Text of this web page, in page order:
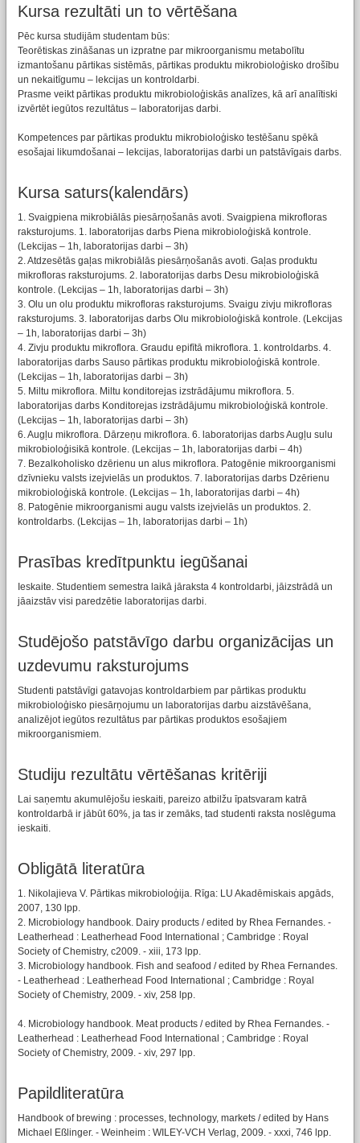
Kursa rezultāti un to vērtēšana
Pēc kursa studijām studentam būs:
Teorētiskas zināšanas un izpratne par mikroorganismu metabolītu
izmantošanu pārtikas sistēmās, pārtikas produktu mikrobioloģisko drošību
un nekaitīgumu – lekcijas un kontroldarbi.
Prasme veikt pārtikas produktu mikrobioloģiskās analīzes, kā arī analītiski
izvērtēt iegūtos rezultātus – laboratorijas darbi.
Kompetences par pārtikas produktu mikrobioloģisko testēšanu spēkā
esošajai likumdošanai – lekcijas, laboratorijas darbi un patstāvīgais darbs.
Kursa saturs(kalendārs)
1. Svaigpiena mikrobiālās piesārņošanās avoti. Svaigpiena mikrofloras
raksturojums. 1. laboratorijas darbs Piena mikrobioloģiskā kontrole.
(Lekcijas – 1h, laboratorijas darbi – 3h)
2. Atdzesētās gaļas mikrobiālās piesārņošanās avoti. Gaļas produktu
mikrofloras raksturojums. 2. laboratorijas darbs Desu mikrobioloģiskā
kontrole. (Lekcijas – 1h, laboratorijas darbi – 3h)
3. Olu un olu produktu mikrofloras raksturojums. Svaigu zivju mikrofloras
raksturojums. 3. laboratorijas darbs Olu mikrobioloģiskā kontrole. (Lekcijas
– 1h, laboratorijas darbi – 3h)
4. Zivju produktu mikroflora. Graudu epifītā mikroflora. 1. kontroldarbs. 4.
laboratorijas darbs Sauso pārtikas produktu mikrobioloģiskā kontrole.
(Lekcijas – 1h, laboratorijas darbi – 3h)
5. Miltu mikroflora. Miltu konditorejas izstrādājumu mikroflora. 5.
laboratorijas darbs Konditorejas izstrādājumu mikrobioloģiskā kontrole.
(Lekcijas – 1h, laboratorijas darbi – 3h)
6. Augļu mikroflora. Dārzeņu mikroflora. 6. laboratorijas darbs Augļu sulu
mikrobioloģisikā kontrole. (Lekcijas – 1h, laboratorijas darbi – 4h)
7. Bezalkoholisko dzērienu un alus mikroflora. Patogēnie mikroorganismi
dzīvnieku valsts izejvielās un produktos. 7. laboratorijas darbs Dzērienu
mikrobioloģiskā kontrole. (Lekcijas – 1h, laboratorijas darbi – 4h)
8. Patogēnie mikroorganismi augu valsts izejvielās un produktos. 2.
kontroldarbs. (Lekcijas – 1h, laboratorijas darbi – 1h)
Prasības kredītpunktu iegūšanai
Ieskaite. Studentiem semestra laikā jāraksta 4 kontroldarbi, jāizstrādā un
jāaizstāv visi paredzētie laboratorijas darbi.
Studējošo patstāvīgo darbu organizācijas un
uzdevumu raksturojums
Studenti patstāvīgi gatavojas kontroldarbiem par pārtikas produktu
mikrobioloģisko piesārņojumu un laboratorijas darbu aizstāvēšana,
analizējot iegūtos rezultātus par pārtikas produktos esošajiem
mikroorganismiem.
Studiju rezultātu vērtēšanas kritēriji
Lai saņemtu akumulējošu ieskaiti, pareizo atbilžu īpatsvaram katrā
kontroldarbā ir jābūt 60%, ja tas ir zemāks, tad studenti raksta noslēguma
ieskaiti.
Obligātā literatūra
1. Nikolajieva V. Pārtikas mikrobioloģija. Rīga: LU Akadēmiskais apgāds,
2007, 130 lpp.
2. Microbiology handbook. Dairy products / edited by Rhea Fernandes. -
Leatherhead : Leatherhead Food International ; Cambridge : Royal
Society of Chemistry, c2009. - xiii, 173 lpp.
3. Microbiology handbook. Fish and seafood / edited by Rhea Fernandes.
- Leatherhead : Leatherhead Food International ; Cambridge : Royal
Society of Chemistry, 2009. - xiv, 258 lpp.
4. Microbiology handbook. Meat products / edited by Rhea Fernandes. -
Leatherhead : Leatherhead Food International ; Cambridge : Royal
Society of Chemistry, 2009. - xiv, 297 lpp.
Papildliteratūra
Handbook of brewing : processes, technology, markets / edited by Hans
Michael Eßlinger. - Weinheim : WILEY-VCH Verlag, 2009. - xxxi, 746 lpp.